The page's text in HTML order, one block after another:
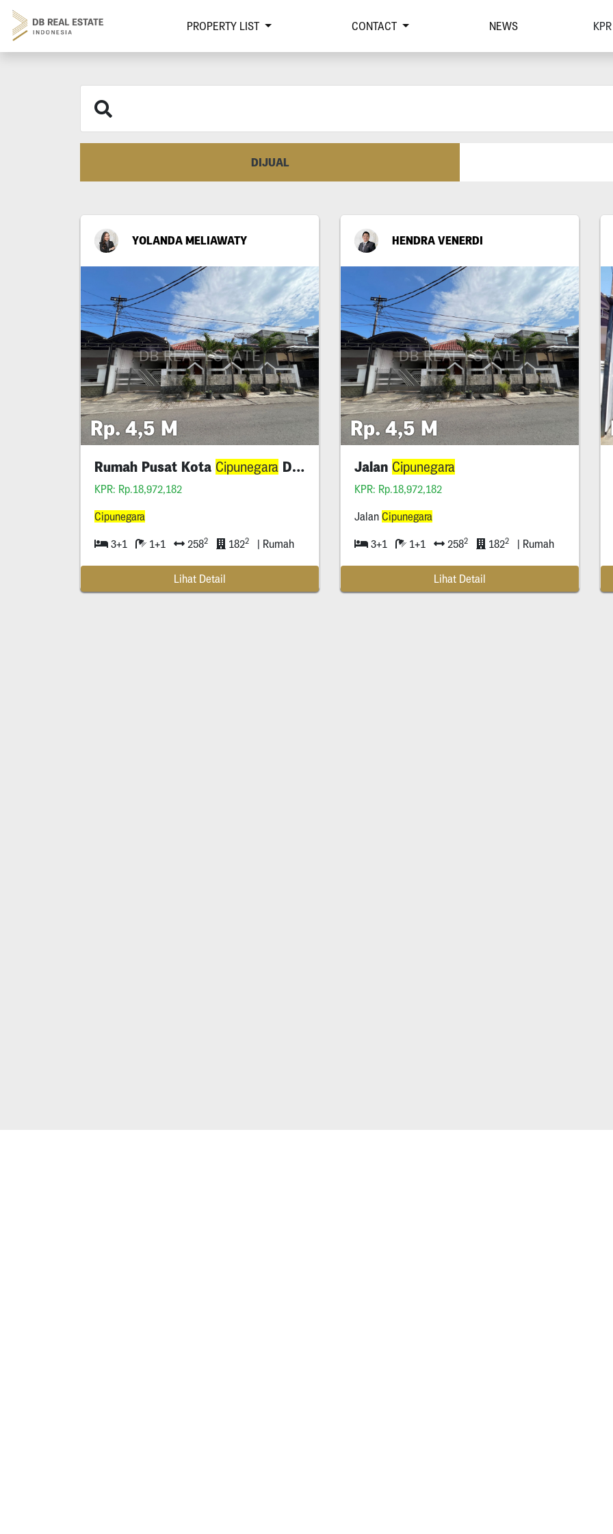
PROPERTY LIST CONTACT NEWS KPR
DIJUAL
YOLANDA MELIAWATY
Rp. 4,5 M
Rumah Pusat Kota Cipunegara Dekat Ciputra World
KPR: Rp.18,972,182
Cipunegara
3+1 1+1 2582 1822 | Rumah
Lihat Detail
HENDRA VENERDI
Rp. 4,5 M
Jalan Cipunegara
KPR: Rp.18,972,182
Jalan Cipunegara
3+1 1+1 2582 1822 | Rumah
Lihat Detail